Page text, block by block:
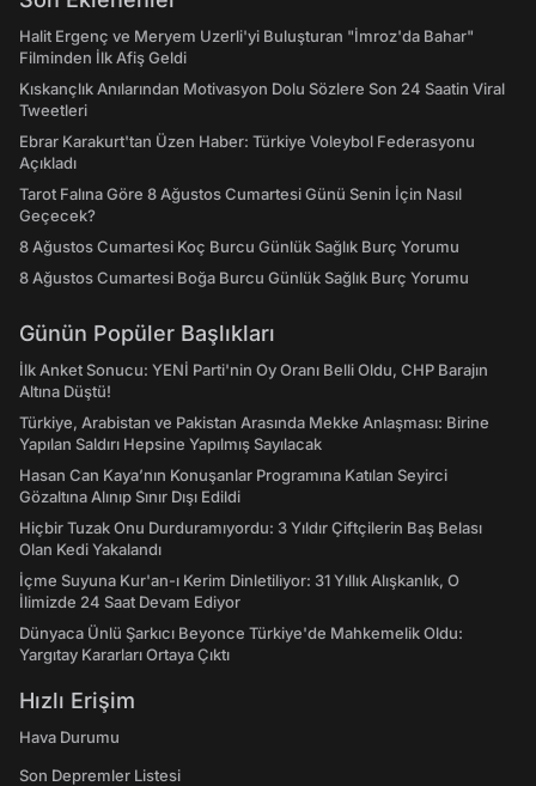
Halit Ergenç ve Meryem Uzerli'yi Buluşturan "İmroz'da Bahar"
Filminden İlk Afiş Geldi
Kıskançlık Anılarından Motivasyon Dolu Sözlere Son 24 Saatin Viral
Tweetleri
Ebrar Karakurt'tan Üzen Haber: Türkiye Voleybol Federasyonu
Açıkladı
Tarot Falına Göre 8 Ağustos Cumartesi Günü Senin İçin Nasıl
Geçecek?
8 Ağustos Cumartesi Koç Burcu Günlük Sağlık Burç Yorumu
8 Ağustos Cumartesi Boğa Burcu Günlük Sağlık Burç Yorumu
Günün Popüler Başlıkları
İlk Anket Sonucu: YENİ Parti'nin Oy Oranı Belli Oldu, CHP Barajın
Altına Düştü!
Türkiye, Arabistan ve Pakistan Arasında Mekke Anlaşması: Birine
Yapılan Saldırı Hepsine Yapılmış Sayılacak
Hasan Can Kaya’nın Konuşanlar Programına Katılan Seyirci
Gözaltına Alınıp Sınır Dışı Edildi
Hiçbir Tuzak Onu Durduramıyordu: 3 Yıldır Çiftçilerin Baş Belası
Olan Kedi Yakalandı
İçme Suyuna Kur'an-ı Kerim Dinletiliyor: 31 Yıllık Alışkanlık, O
İlimizde 24 Saat Devam Ediyor
Dünyaca Ünlü Şarkıcı Beyonce Türkiye'de Mahkemelik Oldu:
Yargıtay Kararları Ortaya Çıktı
Hızlı Erişim
Hava Durumu
Son Depremler Listesi